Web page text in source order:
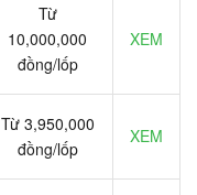
Từ
10,000,000
đồng/lốp
XEM
Từ 3,950,000
đồng/lốp
XEM